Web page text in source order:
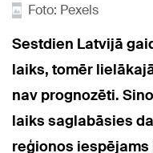
Foto: Pexels
Sestdien Latvijā
laiks, tomēr
nav prognozēti.
laiks saglabāsies
reģionos